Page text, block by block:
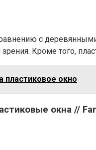
с
Кроме того,
пластиковое окно
окна //